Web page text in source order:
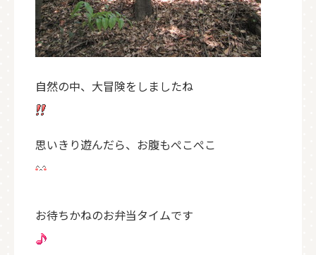
自然の中、大冒険をしましたね
思いきり遊んだら、お腹もぺこぺこ
お待ちかねのお弁当タイムです